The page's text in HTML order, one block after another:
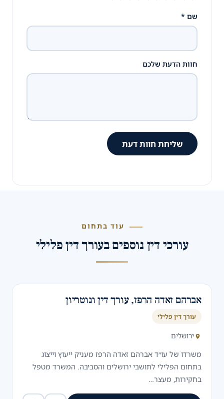
שם *
חוות הדעת שלכם
שליחת חוות דעת
עוד בתחום
עורכי דין נוספים בעורך דין פלילי
אברהם זאדה הרפז, עורך דין ונוטריון
עורך דין פלילי
ירושלים
משרדו של עו״ד אברהם זאדה הרפז מעניק ייעוץ וייצוג
בתחום הפלילי לתושבי ירושלים והסביבה. המשרד מטפל
בחקירות, מעצר…